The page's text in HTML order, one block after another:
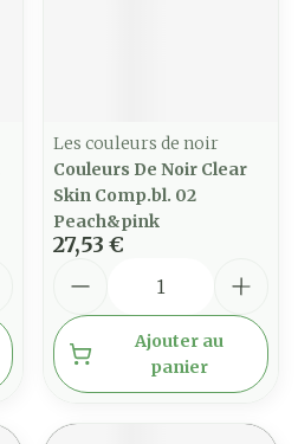
Les couleurs de noir
Couleurs De Noir Clear
Skin Comp.bl. 02
Peach&pink
27,53 €
Ajouter au
panier